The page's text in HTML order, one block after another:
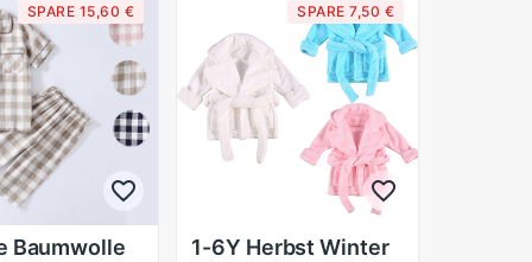
T Shirt +
+ kurze
Streifen Hosen
Herbst Winter
freundlicher Junge
Mädchen
Nachtwäsche
SPARE 15,60 €
Baumwolle
SPARE 7,50 €
1-6Y Herbst Winter